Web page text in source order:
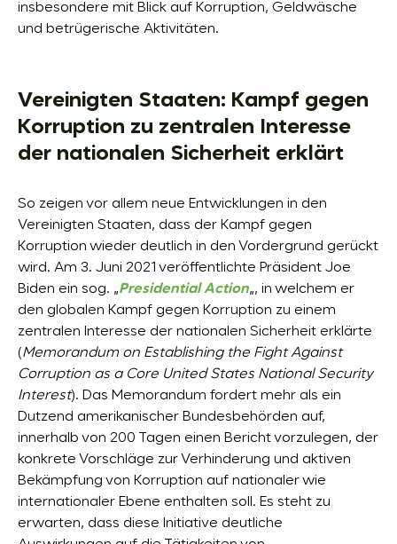
insbesondere mit Blick auf Korruption, Geldwäsche
und betrügerische Aktivitäten.
Vereinigten Staaten: Kampf gegen
Korruption zu zentralen Interesse
der nationalen Sicherheit erklärt
So zeigen vor allem neue Entwicklungen in den
Vereinigten Staaten, dass der Kampf gegen
Korruption wieder deutlich in den Vordergrund gerückt
wird. Am 3. Juni 2021 veröffentlichte Präsident Joe
Biden ein sog. „Presidential Action„, in welchem er
den globalen Kampf gegen Korruption zu einem
zentralen Interesse der nationalen Sicherheit erklärte
(Memorandum on Establishing the Fight Against
Corruption as a Core United States National Security
Interest). Das Memorandum fordert mehr als ein
Dutzend amerikanischer Bundesbehörden auf,
innerhalb von 200 Tagen einen Bericht vorzulegen, der
konkrete Vorschläge zur Verhinderung und aktiven
Bekämpfung von Korruption auf nationaler wie
internationaler Ebene enthalten soll. Es steht zu
erwarten, dass diese Initiative deutliche